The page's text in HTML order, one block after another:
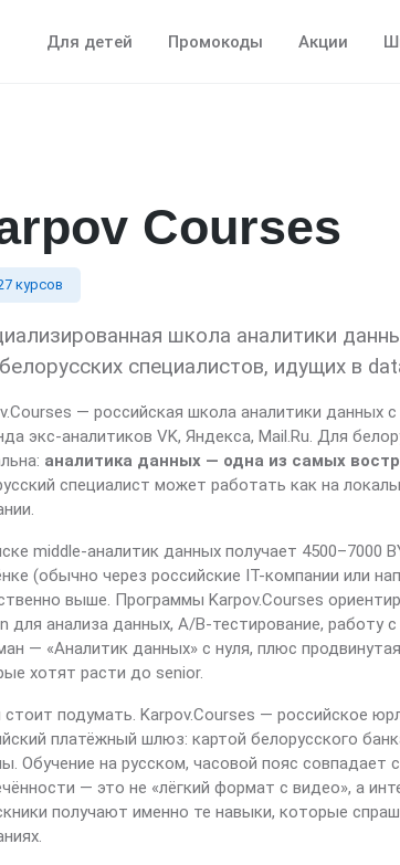
Для детей Промокоды Акции
Courses
курсов
школа аналитики
специалистов, идущих в
— российская школа аналитики данных
экс-аналитиков VK, Яндекса, Mail.Ru. Для
аналитика данных — одна из самых
специалист может работать как на
middle-аналитик данных получает 4500–7000
(обычно через российские IT-компании или
выше. Программы Karpov.Courses
для анализа данных, A/B-тестирование, работу
— «Аналитик данных» с нуля, плюс
хотят расти до senior.
подумать. Karpov.Courses — российское
платёжный шлюз: картой белорусского
Обучение на русском, часовой пояс совпадает
— это не «лёгкий формат с видео», а
получают именно те навыки, которые